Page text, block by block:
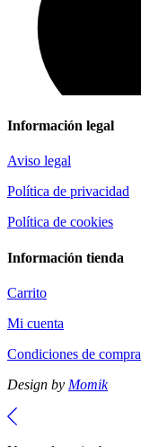
Información legal
Aviso legal
Política de privacidad
Política de cookies
Información tienda
Carrito
Mi cuenta
Condiciones de compra
Design by Momik